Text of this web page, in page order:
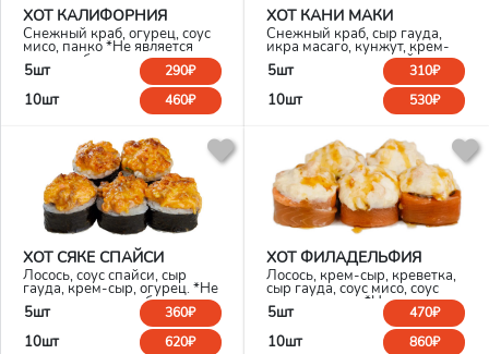
ХОТ КАЛИФОРНИЯ
Снежный краб, огурец, соус
мисо, панко *Не является
горячим блюдом
5шт 290₽
10шт 460₽
ХОТ КАНИ МАКИ
Снежный краб, сыр гауда,
икра масаго, кунжут, крем-
сыр, огурец, соус спайси, соус
унаги *Не является горячим
5шт 310₽
10шт 530₽
ХОТ СЯКЕ СПАЙСИ
Лосось, соус спайси, сыр
гауда, крем-сыр, огурец. *Не
является горячим блюдом
5шт 360₽
10шт 620₽
ХОТ ФИЛАДЕЛЬФИЯ
Лосось, крем-сыр, креветка,
сыр гауда, соус мисо, соус
унаги, кунжут *Не является
горячим блюдом
5шт 470₽
10шт 860₽